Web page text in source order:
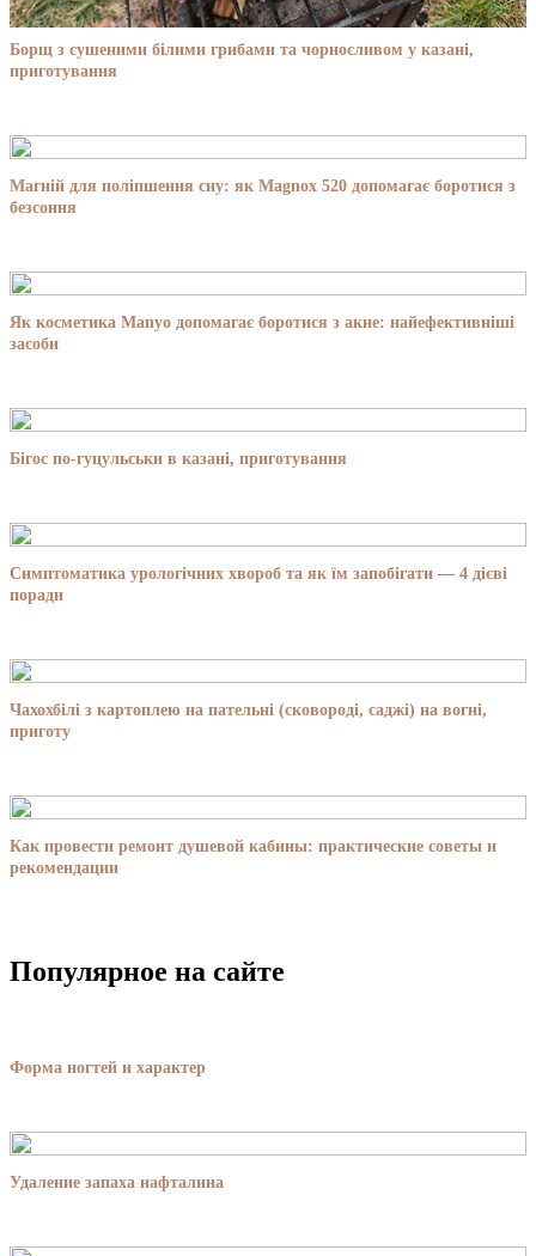
Борщ з сушеними білими грибами та чорносливом у казані,
приготування
Магній для поліпшення сну: як Magnox 520 допомагає боротися з
безсоння
Як косметика Manyo допомагає боротися з акне: найефективніші
засоби
Бігос по-гуцульськи в казані, приготування
Симптоматика урологічних хвороб та як їм запобігати — 4 дієві
поради
Чахохбілі з картоплею на пательні (сковороді, саджі) на вогні,
приготу
Как провести ремонт душевой кабины: практические советы и
рекомендации
Популярное на сайте
Форма ногтей и характер
Удаление запаха нафталина